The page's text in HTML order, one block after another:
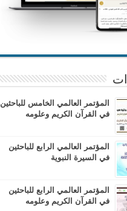
المؤتمر العالمي الخامس للباحثين
في القرآن الكريم وعلومه
المؤتمر العالمي الرابع للباحثين
في السيرة النبوية
المؤتمر العالمي الرابع للباحثين
في القرآن الكريم وعلومه